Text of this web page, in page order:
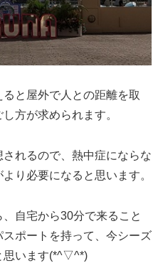
と屋外で人との距離を取
方が求められます。
れるので、熱中症にならな
り必要になると思います。
自宅から30分で来ること
ポートを持って、今シーズ
思います(*^▽^*)